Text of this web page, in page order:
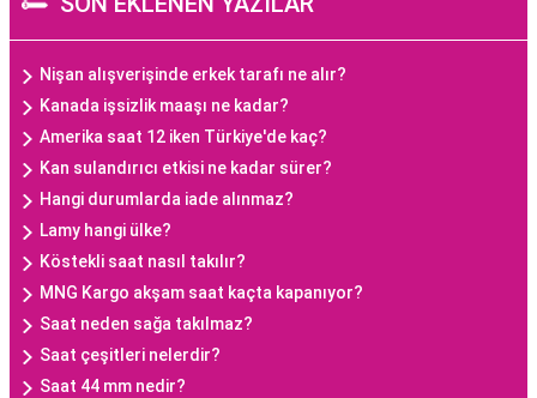
Nişan alışverişinde erkek tarafı ne alır?
Kanada işsizlik maaşı ne kadar?
Amerika saat 12 iken Türkiye'de kaç?
Kan sulandırıcı etkisi ne kadar sürer?
Hangi durumlarda iade alınmaz?
Lamy hangi ülke?
Köstekli saat nasıl takılır?
MNG Kargo akşam saat kaçta kapanıyor?
Saat neden sağa takılmaz?
Saat çeşitleri nelerdir?
Saat 44 mm nedir?